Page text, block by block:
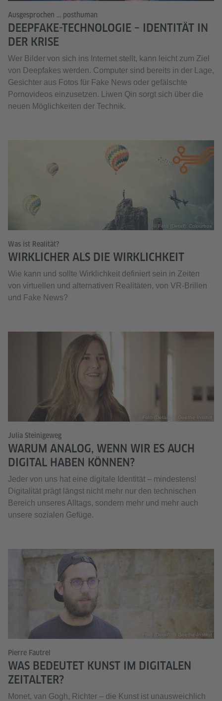
Ausgesprochen ... posthuman
DEEPFAKE-TECHNOLOGIE – IDENTITÄT IN
DER KRISE
Wer Bilder von sich ins Internet stellt, kann leicht zum Ziel
von Deepfakes werden. Computer sind bereits in der Lage,
Gesichter aus Fotos für Fake News oder gefälschte
Pornovideos einzusetzen. Liwen Qin sorgt sich über die
neuen Möglichkeiten der Technik.
© Foto (Detail): Colourbox
Was ist Realität?
WIRKLICHER ALS DIE WIRKLICHKEIT
Wie kann und sollte Wirklichkeit definiert sein in Zeiten
von virtuellen und alternativen Realitäten, von VR-Brillen
und Fake News?
Foto (Detail): © Goethe-Institut
Julia Steinigeweg
WARUM ANALOG, WENN WIR ES AUCH
DIGITAL HABEN KÖNNEN?
Jeder von uns hat eine digitale Identität – mindestens!
Digitalität prägt längst nicht mehr nur den technischen
Bereich unseres Alltags, sondern mehr und mehr auch
unsere sozialen Gefüge.
Foto (Detail): © Goethe-Institut
Pierre Fautrel
WAS BEDEUTET KUNST IM DIGITALEN
ZEITALTER?
Monet, van Gogh, Richter – die Kunst ist unausweichlich